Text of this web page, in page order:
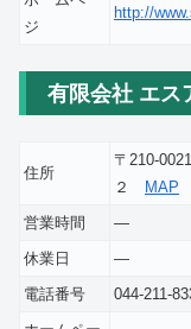
ジ
http://
有限会社 エス
住所
〒210-
２
MAP
営業時間
―
休業日
―
電話番号
044-211-